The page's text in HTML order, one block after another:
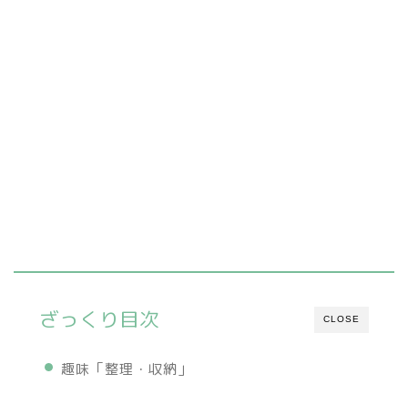
CLOSE
ざっくり目次
趣味「整理・収納」